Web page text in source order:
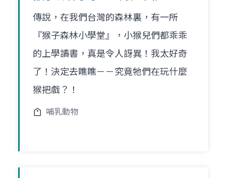
傳說，在我們台灣的森林裏，有一所
『猴子森林小學堂』，小猴兒們都乖乖
的上學讀書，真是令人訝異！我太好奇
了！決定去瞧瞧－－究竟牠們在玩什麼
猴把戲？！
哺乳動物